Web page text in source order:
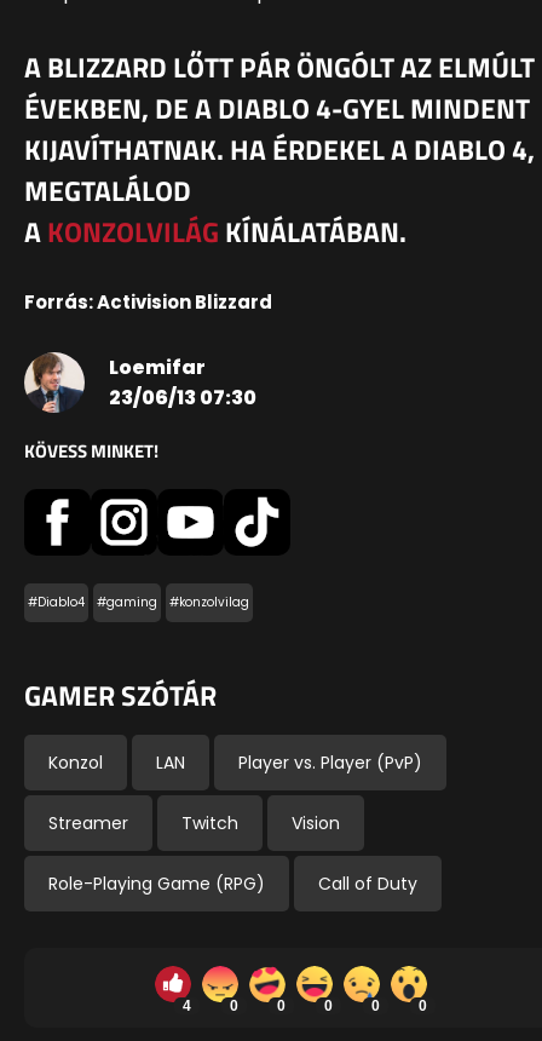
A BLIZZARD LŐTT PÁR ÖNGÓLT AZ ELMÚLT
ÉVEKBEN, DE A DIABLO 4-GYEL MINDENT
KIJAVÍTHATNAK. HA ÉRDEKEL A DIABLO 4,
MEGTALÁLOD
AKONZOLVILÁG KÍNÁLATÁBAN.
Forrás: Activision Blizzard
Loemifar
23/06/13 07:30
KÖVESS MINKET!
#Diablo4 #gaming #konzolvilag
GAMER SZÓTÁR
Konzol LAN Player vs. Player (PvP)
Streamer Twitch Vision
Role-Playing Game (RPG) Call of Duty
4 0 0 0 0 0